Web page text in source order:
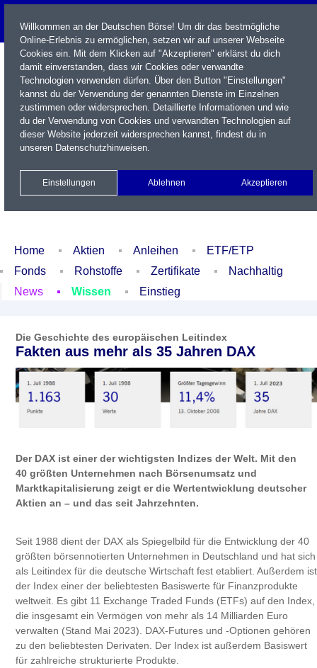
Name / WKN / ISIN / Kürzel
Newsletter Kontakt
Xetra Realtime
Watchlist Portfolio Login
Home Aktien Anleihen
ETF/ETP
Fonds
Rohstoffe Zertifikate
Nachhaltig
News
Wissen Einstieg
Die Geschichte des europäischen Leitindex
Fakten aus mehr als 35 Jahren DAX
Der DAX ist einer der wichtigsten Indizes der Welt. Mit den
40 größten Unternehmen nach Börsenumsatz und
Marktkapitalisierung zeigt er die Wertentwicklung deutscher
Aktien an – und das seit Jahrzehnten.
Seit 1988 dient der DAX als Spiegelbild für die Entwicklung der 40
größten börsennotierten Unternehmen in Deutschland und hat sich
als Leitindex für die deutsche Wirtschaft fest etabliert. Außerdem ist
der Index einer der beliebtesten Basiswerte für Finanzprodukte
weltweit. Es gibt 11 Exchange Traded Funds (ETFs) auf den Index,
die insgesamt ein Vermögen von mehr als 14 Milliarden Euro
verwalten (Stand Mai 2023). DAX-Futures und -Optionen gehören
zu den beliebtesten Derivaten. Der Index ist außerdem Basiswert
für zahlreiche strukturierte Produkte.
Willkommen an der Deutschen Börse! Um dir das bestmögliche
Online-Erlebnis zu ermöglichen, setzen wir auf unserer Webseite
Cookies ein. Mit dem Klicken auf "Akzeptieren" erklärst du dich
damit einverstanden, dass wir Cookies oder verwandte
Technologien verwenden dürfen. Über den Button "Einstellungen"
kannst du der Verwendung der genannten Dienste im Einzelnen
zustimmen oder widersprechen. Detaillierte Informationen und wie
du der Verwendung von Cookies und verwandten Technologien auf
dieser Website jederzeit widersprechen kannst, findest du in
unseren Datenschutzhinweisen.
Einstellungen Ablehnen Akzeptieren